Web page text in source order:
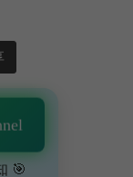
🎯